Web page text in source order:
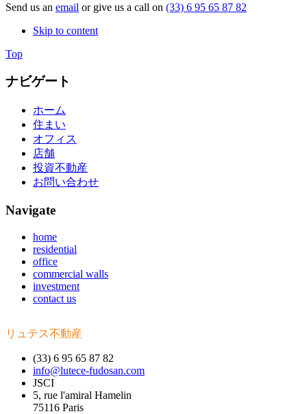
Send us an email or give us a call on (33) 6 95 65 87 82
Skip to content
Top
ナビゲート
ホーム
住まい
オフィス
店舗
投資不動産
お問い合わせ
Navigate
home
residential
office
commercial walls
investment
contact us
リュテス不動産
(33) 6 95 65 87 82
info@lutece-fudosan.com
JSCI
5, rue l'amiral Hamelin
75116 Paris